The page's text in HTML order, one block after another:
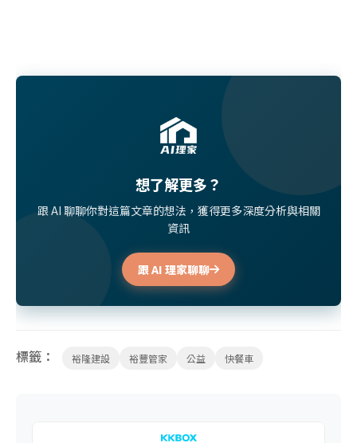
想了解更多？
跟 AI 聊聊你對這篇文章的想法，獲得更多深度分析與相關
資訊
跟 AI 理家聊聊
標籤： 裕隆建設 裕豐管家 公益 快餐車